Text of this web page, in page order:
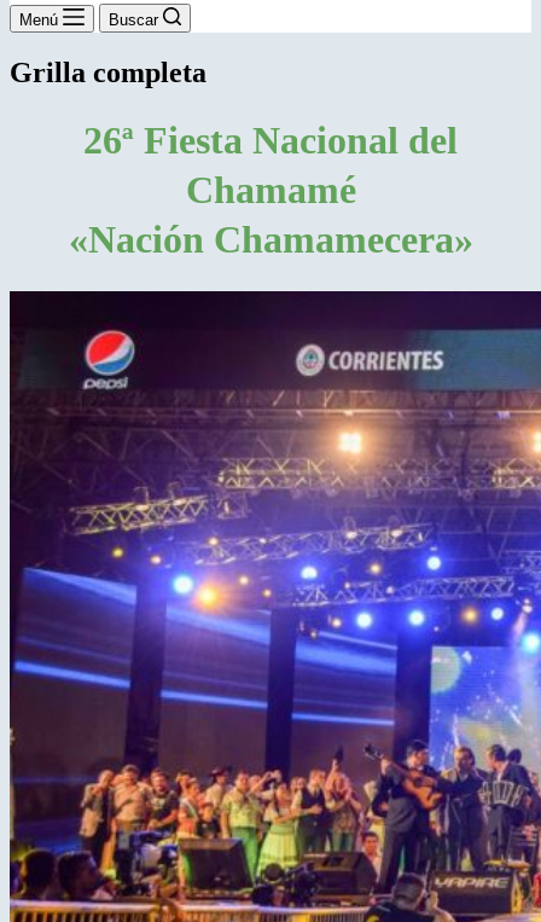
Menú Buscar
Grilla completa
26ª Fiesta Nacional del
Chamamé
«Nación Chamamecera»